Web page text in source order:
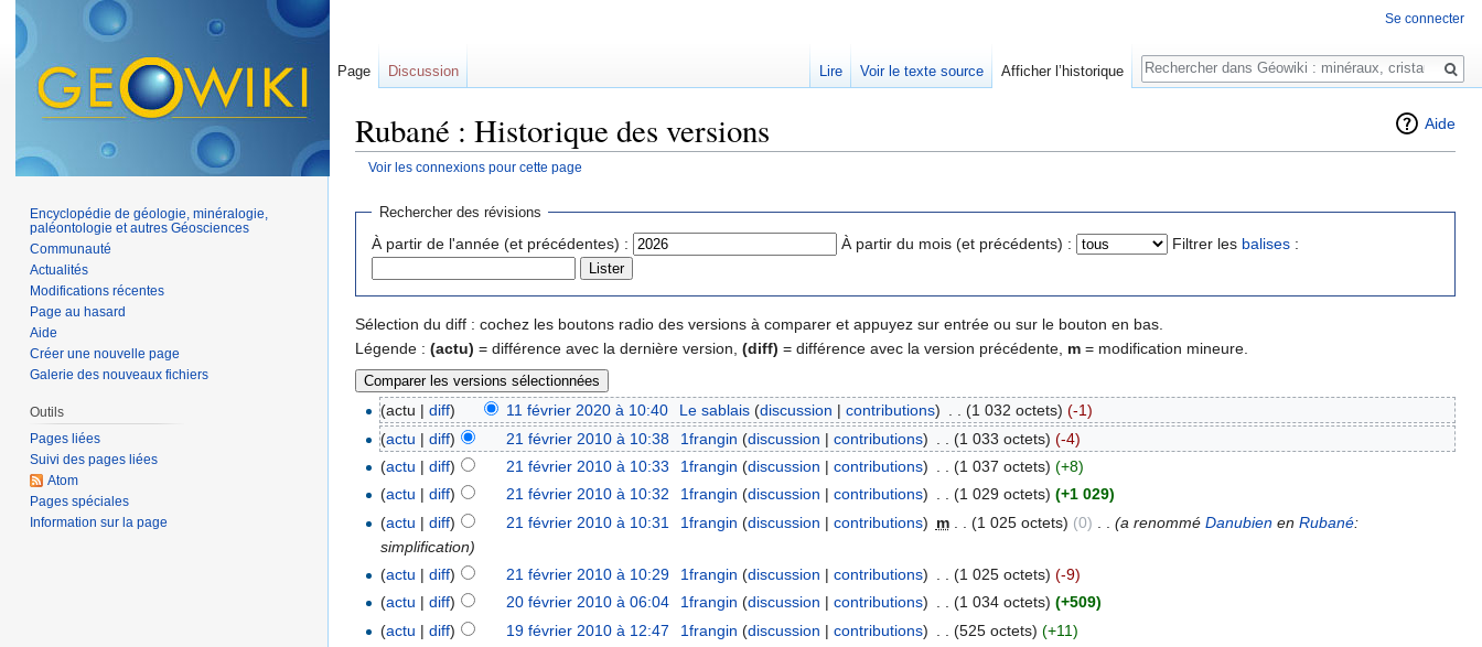
Aide
Rubané : Historique des versions
Voir les connexions pour cette page
Rechercher des révisions
À partir de l'année (et précédentes) : À partir du mois (et précédents) : Filtrer les balises :
Sélection du diff : cochez les boutons radio des versions à comparer et appuyez sur entrée ou sur le bouton en bas.
Légende : (actu) = différence avec la dernière version, (diff) = différence avec la version précédente, m = modification mineure.
(actu |diff) 11 février 2020 à 10:40 Le sablais (discussion | contributions) (1 032 octets) (-1)
(actu |diff) 21 février 2010 à 10:38 1frangin (discussion | contributions) (1 033 octets) (-4)
(actu |diff) 21 février 2010 à 10:33 1frangin (discussion | contributions) (1 037 octets) (+8)
(actu |diff) 21 février 2010 à 10:32 1frangin (discussion | contributions) . . (1 029 octets) (+1 029)
(actu |diff) 21 février 2010 à 10:31 1frangin (discussion | contributions) m (1 025 octets) (0) (a renommé Danubienen Rubané:
simplification)
(actu |diff) 21 février 2010 à 10:29 1frangin (discussion | contributions) (1 025 octets) (-9)
(actu |diff) 20 février 2010 à 06:04 1frangin (discussion | contributions) . . (1 034 octets) (+509)
(actu |diff) 19 février 2010 à 12:47 1frangin (discussion | contributions) (525 octets) (+11)
Se connecter
Page Discussion Lire Voir le texte source Afficher l’historique
Rechercher
Encyclopédie de géologie, minéralogie,
paléontologie et autres Géosciences
Communauté
Actualités
Modifications récentes
Page au hasard
Aide
Créer une nouvelle page
Galerie des nouveaux fichiers
Outils
Pages liées
Suivi des pages liées
Atom
Pages spéciales
Information sur la page